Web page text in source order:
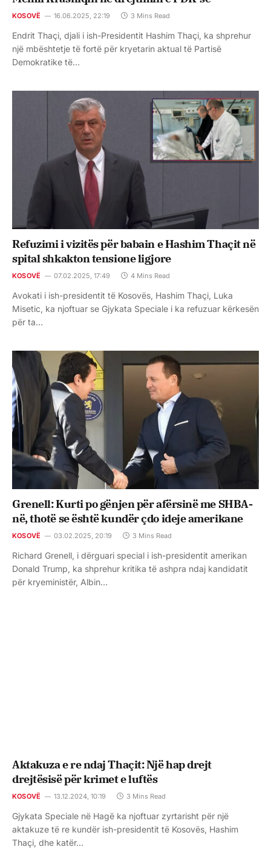
KOSOVË 16.06.2025, 22:19 3 Mins Read
Endrit Thaçi, djali i ish-Presidentit Hashim Thaçi, ka shprehur
një mbështetje të fortë për kryetarin aktual të Partisë
Demokratike të…
Refuzimi i vizitës për babain e Hashim Thaçit në
spital shkakton tensione ligjore
KOSOVË 07.02.2025, 17:49 4 Mins Read
Avokati i ish-presidentit të Kosovës, Hashim Thaçi, Luka
Misetic, ka njoftuar se Gjykata Speciale i ka refuzuar kërkesën
për ta…
Grenell: Kurti po gënjen për afërsinë me SHBA-
në, thotë se është kundër çdo ideje amerikane
KOSOVË 03.02.2025, 20:19 3 Mins Read
Richard Grenell, i dërguari special i ish-presidentit amerikan
Donald Trump, ka shprehur kritika të ashpra ndaj kandidatit
për kryeministër, Albin…
Aktakuza e re ndaj Thaçit: Një hap drejt
drejtësisë për krimet e luftës
KOSOVË 13.12.2024, 10:19 3 Mins Read
Gjykata Speciale në Hagë ka njoftuar zyrtarisht për një
aktakuze të re kundër ish-presidentit të Kosovës, Hashim
Thaçi, dhe katër…